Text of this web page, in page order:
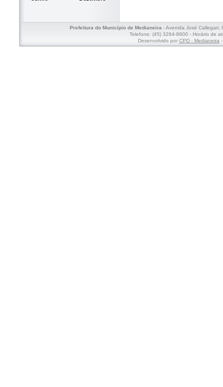
Prefeitura do Município de Medianeira- Avenida José Callegari,
Telefone: (45) 3264-8600 - Horário de
Desenvolvido por CPD - Medianeira-